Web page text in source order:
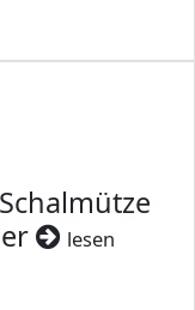
lesen